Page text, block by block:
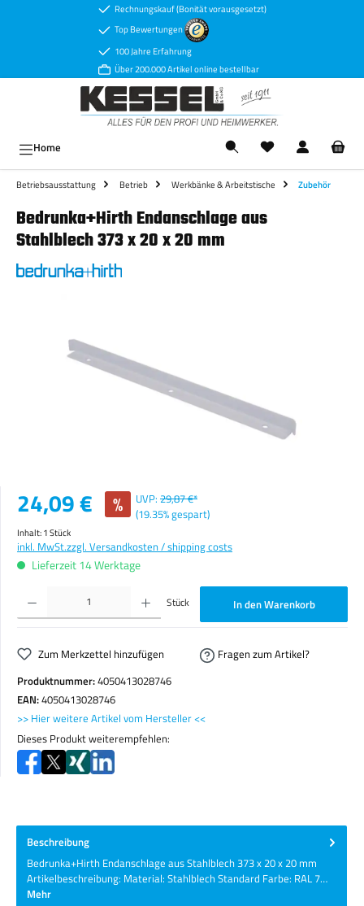
Zum Hauptinhalt springenRechnungskauf (Bonität vorausgesetzt)
Top Bewertungen
100 Jahre Erfahrung
Über 200.000 Artikel online bestellbar
Home
Betriebsausstattung Betrieb Werkbänke & Arbeitstische Zubehör
Bedrunka+Hirth Endanschlage aus
Stahlblech 373 x 20 x 20 mm
Verkaufspreis:
24,09 € % UVP: 29,87 €*
(19.35% gespart)
Inhalt:1 Stück
inkl. MwSt.zzgl. Versandkosten / shipping costs
Lieferzeit 14 Werktage
Produkt Anzahl: Gib den gewünschten Wert ein oder benutze die Schaltflächen um die Anzahl zu
Stück In den Warenkorb
Zum Merkzettel hinzufügen
Fragen zum Artikel?
Produktnummer:4050413028746
EAN:4050413028746
>> Hier weitere Artikel vom Hersteller <<
Dieses Produkt weiterempfehlen:
Beschreibung
Bedrunka+Hirth Endanschlage aus Stahlblech 373 x 20 x 20 mm
Artikelbeschreibung: Material: Stahlblech Standard Farbe: RAL 7…
Mehr